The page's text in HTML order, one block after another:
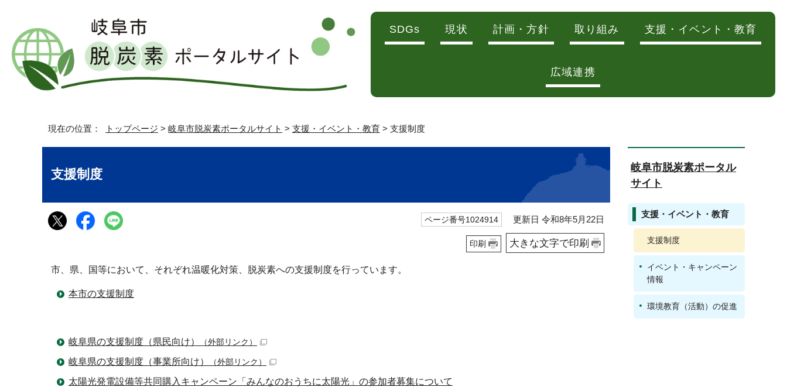
SDGs 現状 計画・方針 取り組み 支援・イベント・教育
広域連携
現在の位置： トップページ > 岐阜市脱炭素ポータルサイト > 支援・イベント・教育 > 支援制度
支援制度
ページ番号1024914 更新日 令和8年5月22日
印刷 大きな文字で印刷
市、県、国等において、それぞれ温暖化対策、脱炭素への支援制度を行っています。
本市の支援制度
岐阜県の支援制度（県民向け） （外部リンク）
岐阜県の支援制度（事業所向け） （外部リンク）
太陽光発電設備等共同購入キャンペーン「みんなのおうちに太陽光」の参加者募集について
岐阜市脱炭素ポータル
サイト
支援・イベント・教育
支援制度
イベント・キャンペーン
情報
環境教育（活動）の促進